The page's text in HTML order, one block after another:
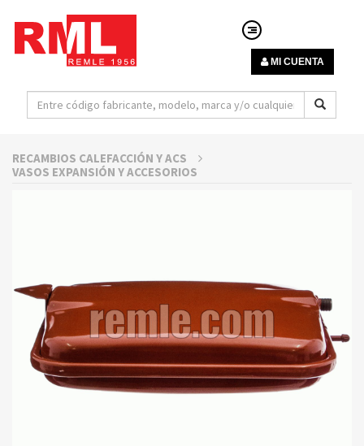
MI CUENTA
RECAMBIOS CALEFACCIÓN Y ACS
VASOS EXPANSIÓN Y ACCESORIOS